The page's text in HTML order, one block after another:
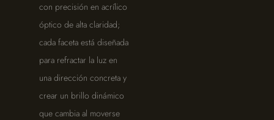
con precisión en acrílico
óptico de alta claridad;
cada faceta está diseñada
para refractar la luz en
una dirección concreta y
crear un brillo dinámico
que cambia al moverse